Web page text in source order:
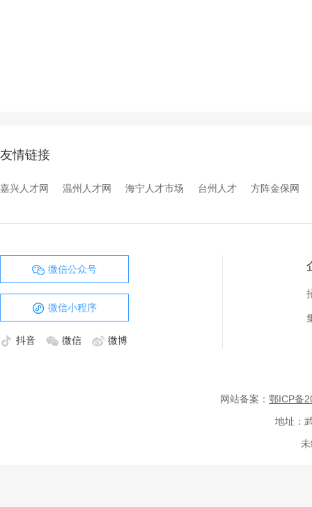
友情链接
嘉兴人才网 温州人才网 海宁人才市场 台州人才 方阵金保网
微信公众号
微信小程序
抖音 微信 微博
网站备案： 鄂ICP备
地址：